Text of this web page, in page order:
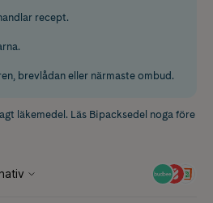
recept.
brevlådan eller närmaste ombud.
läkemedel. Läs Bipacksedel noga före